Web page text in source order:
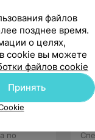
по
файлов
позднее время.
о целях,
cookie вы можете
файлов cookie
Принять